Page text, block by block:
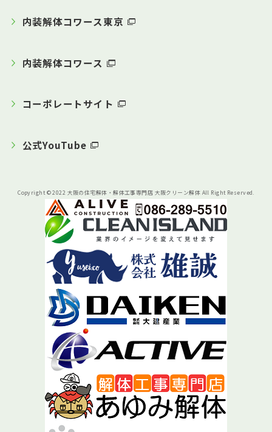
内装解体コワース東京
内装解体コワース
コーポレートサイト
公式YouTube
Copyright © 2022 大阪の住宅解体・解体工事専門店 大阪クリーン解体 All Right Reserved.